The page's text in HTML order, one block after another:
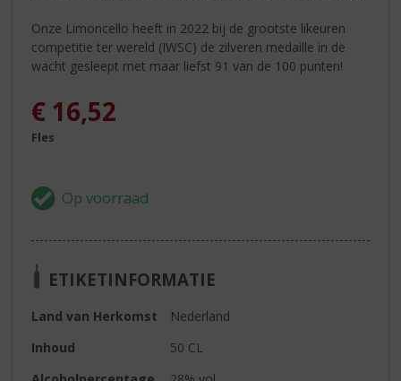
Onze Limoncello heeft in 2022 bij de grootste likeuren
competitie ter wereld (IWSC) de zilveren medaille in de
wacht gesleept met maar liefst 91 van de 100 punten!
€ 16,52
Fles
ETIKETINFORMATIE
Land van Herkomst
Nederland
Inhoud
50 CL